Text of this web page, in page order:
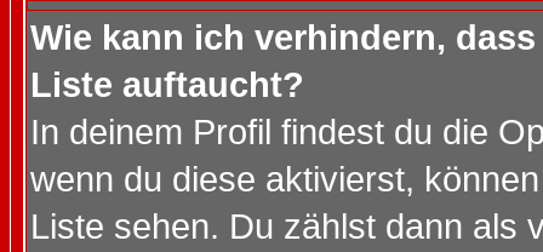
Wie kann ich verhindern,
Liste auftaucht?
In deinem Profil findest du die
wenn du diese aktivierst,
Liste sehen. Du zählst dann als